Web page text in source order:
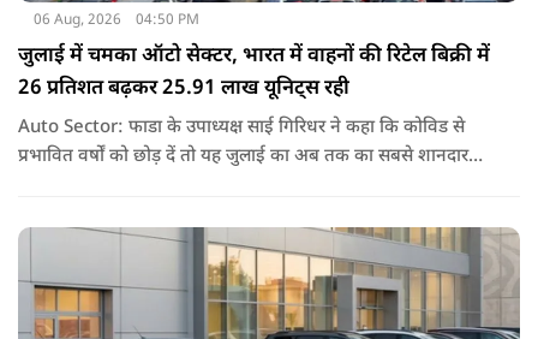
06 Aug, 2026 04:50 PM
जुलाई में चमका ऑटो सेक्टर, भारत में वाहनों की रिटेल बिक्री में
26 प्रतिशत बढ़कर 25.91 लाख यूनिट्स रही
Auto Sector: फाडा के उपाध्यक्ष साई गिरिधर ने कहा कि कोविड से
प्रभावित वर्षों को छोड़ दें तो यह जुलाई का अब तक का सबसे शानदार